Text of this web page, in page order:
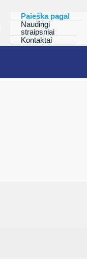
Paieška pagal
Naudingi
straipsniai
Kontaktai